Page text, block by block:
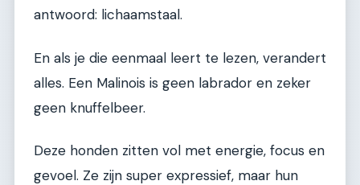
antwoord: lichaamstaal.
En als je die eenmaal leert te lezen, verandert
alles. Een Malinois is geen labrador en zeker
geen knuffelbeer.
Deze honden zitten vol met energie, focus en
gevoel. Ze zijn super expressief, maar hun